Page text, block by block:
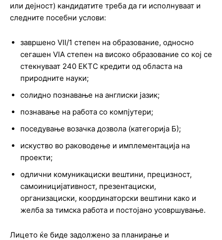
или дејност) кандидатите треба да ги исполнуваат и
следните посебни услови:
завршено VII/1 степен на образование, односно
сегашен VIA степен на високо образование со кој се
стекнуваат 240 ЕКТС кредити од областа на
природните науки;
солидно познавање на англиски јазик;
познавање на работа со компјутери;
поседување возачка дозвола (категорија Б);
искуство во раководење и имплементација на
проекти;
одлични комуникациски вештини, прецизност,
самоиницијативност, презентациски,
организациски, координаторски вештини како и
желба за тимска работа и постојано усовршување.
Лицето ќе биде задолжено за планирање и